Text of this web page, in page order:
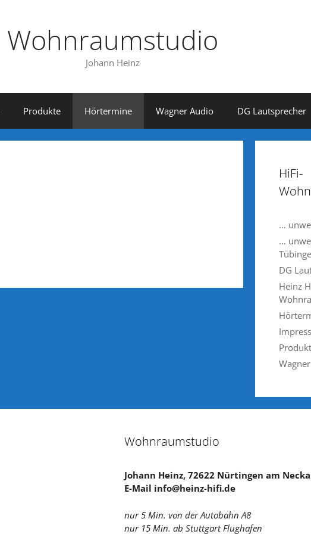
Wohnraumstudio
Johann Heinz
Produkte Hörtermine Wagner Audio DG Lautsprecher
HiFi-
…
…
DG
Heinz
Wohnraumstudio
Johann Heinz, 72622 Nürtingen am
E-Mail info@heinz-hifi.de
nur 5 Min. von der Autobahn A8
nur 15 Min. ab Stuttgart Flughafen